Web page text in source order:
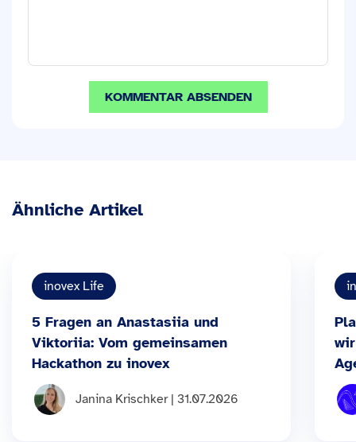
Ähnliche Artikel
inovex Life
5 Fragen an Anastasiia und
Viktoriia: Vom gemeinsamen
Hackathon zu inovex
Janina Krischker | 31.07.2026